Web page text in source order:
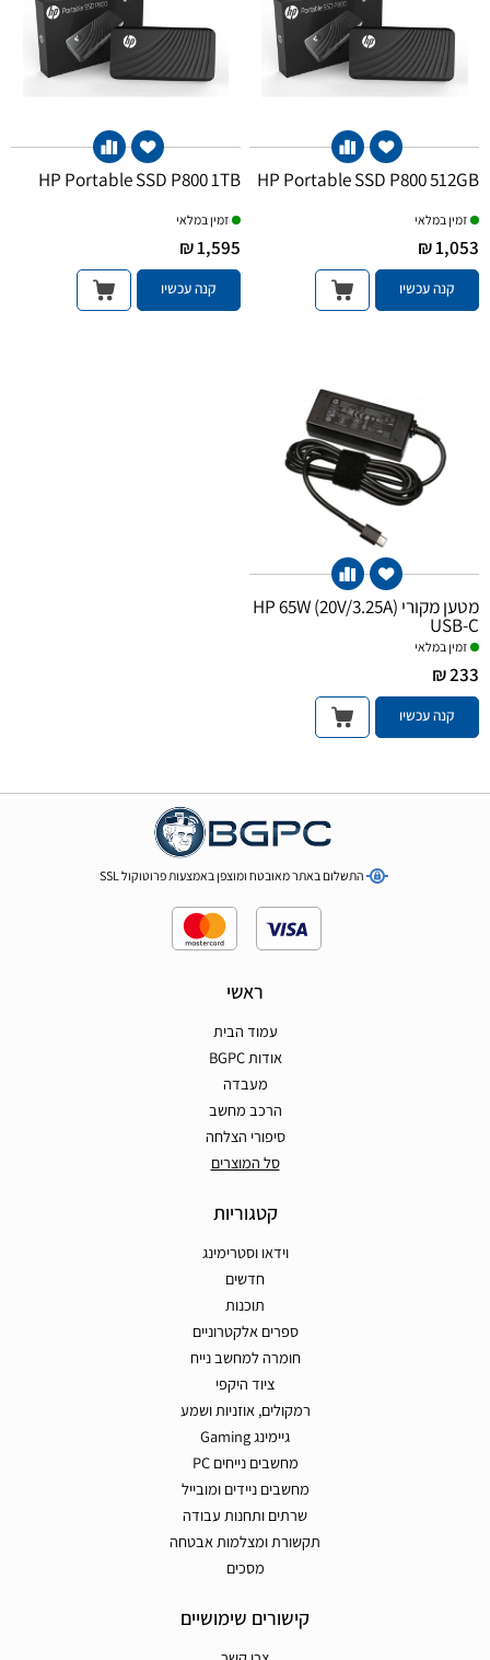
HP Portable SSD P800 512GB
זמין במלאי
1,053 ₪
קנה עכשיו
HP Portable SSD P800 1TB
זמין במלאי
1,595 ₪
קנה עכשיו
מטען מקורי HP 65W (20V/3.25A)
USB-C
זמין במלאי
233 ₪
קנה עכשיו
התשלום באתר מאובטח ומוצפן באמצעות פרוטוקול SSL
ראשי
עמוד הבית
אודות BGPC
מעבדה
הרכב מחשב
סיפורי הצלחה
סל המוצרים
קטגוריות
וידאו וסטרימינג
חדשים
תוכנות
ספרים אלקטרוניים
חומרה למחשב נייח
ציוד היקפי
רמקולים, אוזניות ושמע
גיימינג Gaming
מחשבים נייחים PC
מחשבים ניידים ומובייל
שרתים ותחנות עבודה
תקשורת ומצלמות אבטחה
מסכים
קישורים שימושיים